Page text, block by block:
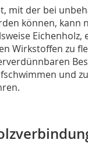
mit der bei
können, kann
Wirkstoffen zu
und